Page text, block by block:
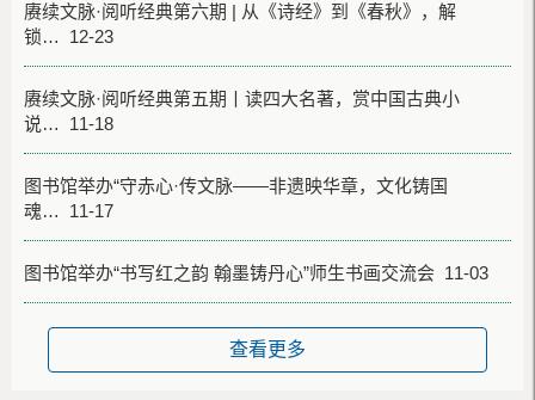
赓续文脉·阅听经典第六期 | 从《诗经》到《春秋》，解
锁… 12-23
赓续文脉·阅听经典第五期丨读四大名著，赏中国古典小
说… 11-18
图书馆举办“守赤心·传文脉——非遗映华章，文化铸国
魂… 11-17
图书馆举办“书写红之韵 翰墨铸丹心”师生书画交流会 11-03
查看更多